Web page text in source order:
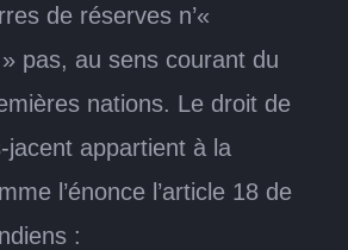
de réserves n’«
pas, au sens courant du
nations. Le droit de
jacent appartient à la
l’énonce l’article 18 de
: